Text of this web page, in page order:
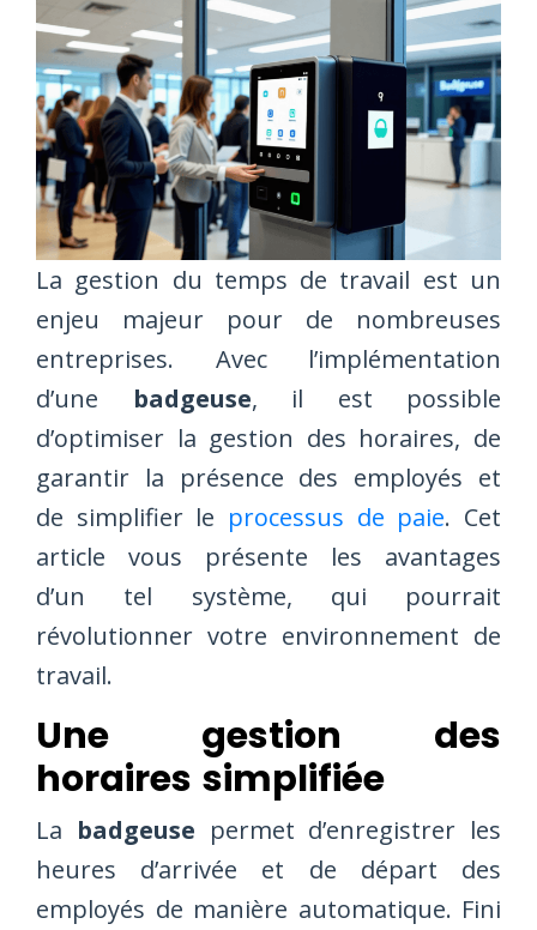
La gestion du temps de travail est un
enjeu majeur pour de nombreuses
entreprises. Avec l’implémentation
d’une badgeuse, il est possible
d’optimiser la gestion des horaires, de
garantir la présence des employés et
de simplifier le processus de paie. Cet
article vous présente les avantages
d’un tel système, qui pourrait
révolutionner votre environnement de
travail.
Une gestion des
horaires simplifiée
La badgeuse permet d’enregistrer les
heures d’arrivée et de départ des
employés de manière automatique. Fini